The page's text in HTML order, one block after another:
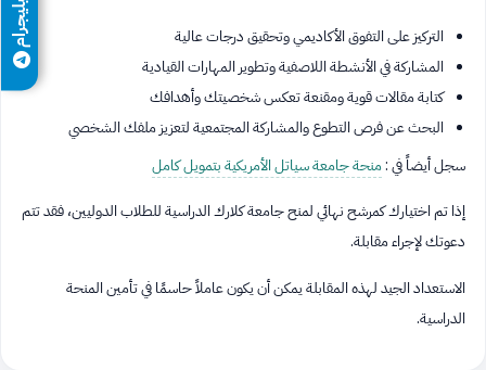
التركيز على التفوق الأكاديمي وتحقيق درجات عالية
المشاركة في الأنشطة اللاصفية وتطوير المهارات القيادية
كتابة مقالات قوية ومقنعة تعكس شخصيتك وأهدافك
البحث عن فرص التطوع والمشاركة المجتمعية لتعزيز ملفك الشخصي
سجل أيضاً في :منحة جامعة سياتل الأمريكية بتمويل كامل
إذا تم اختيارك كمرشح نهائي لمنح جامعة كلارك الدراسية للطلاب الدوليين، فقد تتم
دعوتك لإجراء مقابلة.
الاستعداد الجيد لهذه المقابلة يمكن أن يكون عاملاً حاسمًا في تأمين المنحة
الدراسية.
تيليجرام